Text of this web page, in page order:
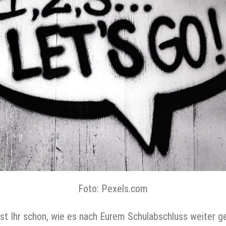
Foto: Pexels.com
Ihr schon, wie es nach Eurem Schulabschluss weiter